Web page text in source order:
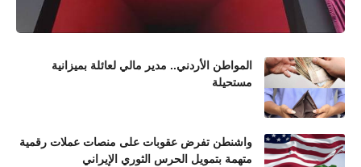
المواطن الأردني.. مدير مالي لعائلة بميزانية
مستحيلة
واشنطن تفرض عقوبات على منصات عملات رقمية
متهمة بتمويل الحرس الثوري الإيراني